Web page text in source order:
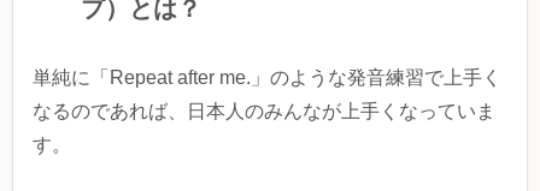
プ）とは？
単純に「Repeat after me.」のような発音練習で上手く
なるのであれば、日本人のみんなが上手くなっていま
す。